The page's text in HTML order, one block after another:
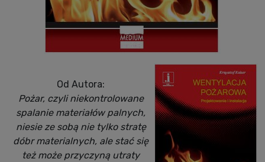
Od Autora:
Pożar, czyli niekontrolowane
spalanie materiałów palnych,
niesie ze sobą nie tylko stratę
dóbr materialnych, ale stać się
też może przyczyną utraty